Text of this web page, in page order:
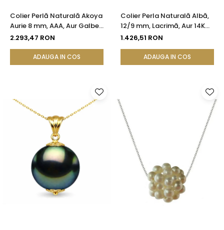
Colier Perlă Naturală Akoya
Aurie 8 mm, AAA, Aur Galben
14K | KASKADDA®
2.293,47 RON
ADAUGA IN COS
Colier Perla Naturală Albă,
12/9 mm, Lacrimă, Aur 14K
(aur 585) | KASKADDA®
1.426,51 RON
ADAUGA IN COS